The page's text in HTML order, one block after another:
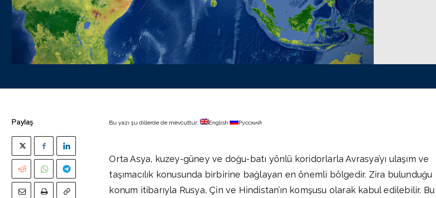
Paylaş Bu yazı şu dillerde de mevcuttur: English Русский
Orta Asya, kuzey-güney ve doğu-batı yönlü koridorlarla Avrasya’yı ulaşım ve
taşımacılık konusunda birbirine bağlayan en önemli bölgedir. Zira bulunduğu
konum itibarıyla Rusya, Çin ve Hindistan’ın komşusu olarak kabul edilebilir. Bu